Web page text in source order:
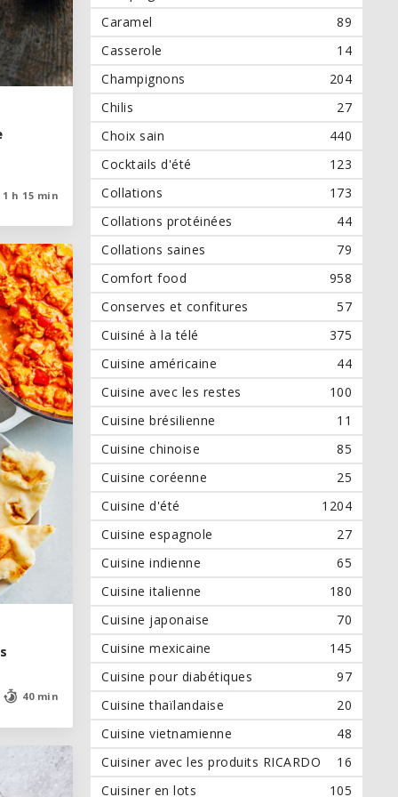
1 h 15 min
1 h 15 min
40 min
40 min
Caramel
89
Casserole
14
Champignons
204
Chilis
27
Choix sain
440
Cocktails d'été
123
Collations
173
Collations protéinées
44
Collations saines
79
Comfort food
958
Conserves et confitures
57
Cuisiné à la télé
375
Cuisine américaine
44
Cuisine avec les restes
100
Cuisine brésilienne
11
Cuisine chinoise
85
Cuisine coréenne
25
Cuisine d'été
1204
Cuisine espagnole
27
Cuisine indienne
65
Cuisine italienne
180
Cuisine japonaise
70
Cuisine mexicaine
145
Cuisine pour diabétiques
97
Cuisine thaïlandaise
20
Cuisine vietnamienne
48
Cuisiner avec les produits RICARDO
16
Cuisiner en lots
105